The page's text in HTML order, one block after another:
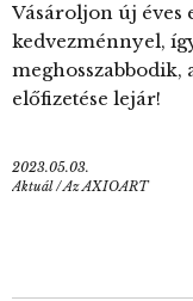
Vásároljon új éves
kedvezménnyel,
előfizetése lejár!
2023.05.03.
Aktuál/Az AXIOART